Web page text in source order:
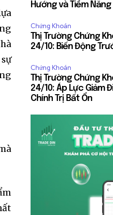
Hướng và Tiềm Năng
Chứng Khoán
Thị Trường Chứng
24/10: Biến Động
Chứng Khoán
Thị Trường Chứng
24/10: Áp Lực Giảm
Chính Trị Bất Ổn